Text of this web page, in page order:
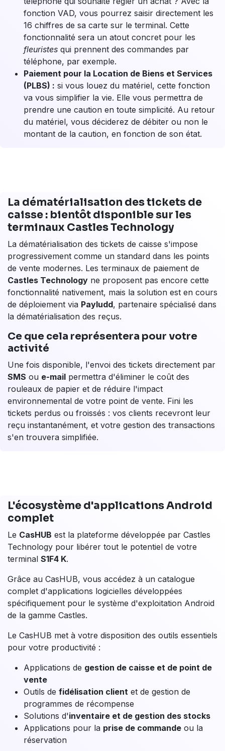
VAD et PLBS : bientôt disponibles sur
tous les terminaux Castles
Chaque TPE Castles inclutl'application de paiement
native CastlePay FRv6. Ce n'est pas une simple
application, mais une véritable plateforme de paiement
qui intègre en standard toutes les fonctionnalités
essentielles et avancées dont vous avez besoin.
Au-delà des paiements par carte classiques et des
Vente à distance (VAD) : vous avez un client au
téléphone qui souhaite régler un achat ? Avec la
fonction VAD, vous pourrez saisir directement les
16 chiffres de sa carte sur le terminal. Cette
fonctionnalité sera un atout concret pour les
fleuristesqui prennent des commandes par
téléphone, par exemple.
Paiement pour la Location de Biens et Services
(PLBS) :si vous louez du matériel, cette fonction
va vous simplifier la vie. Elle vous permettra de
prendre une caution en toute simplicité. Au retour
du matériel, vous déciderez de débiter ou non le
montant de la caution, en fonction de son état.
La dématérialisation des tickets de
caisse : bientôt disponible sur les
terminaux Castles Technology
fonctionnalité nativement, mais la solution est en cours
de déploiement via
Payludd
la dématérialisation des reçus.
Ce que cela représentera pour votre
activité
Une fois disponible, l'envoi des tickets directement par
ou e-mail permettra d'éliminer le coût des
rouleaux de papier et de réduire l'impact
environnemental de votre point de vente. Fini les
tickets perdus ou froissés : vos clients recevront leur
reçu instantanément, et votre gestion des transactions
s'en trouvera simplifiée.
L'écosystème d'applications Android
complet
CasHUBest la plateforme développée par Castles